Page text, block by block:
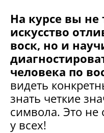
На курсе вы не
искусство
воск, но и
человека по
видеть
знать четкие
символа. Это не
у всех!